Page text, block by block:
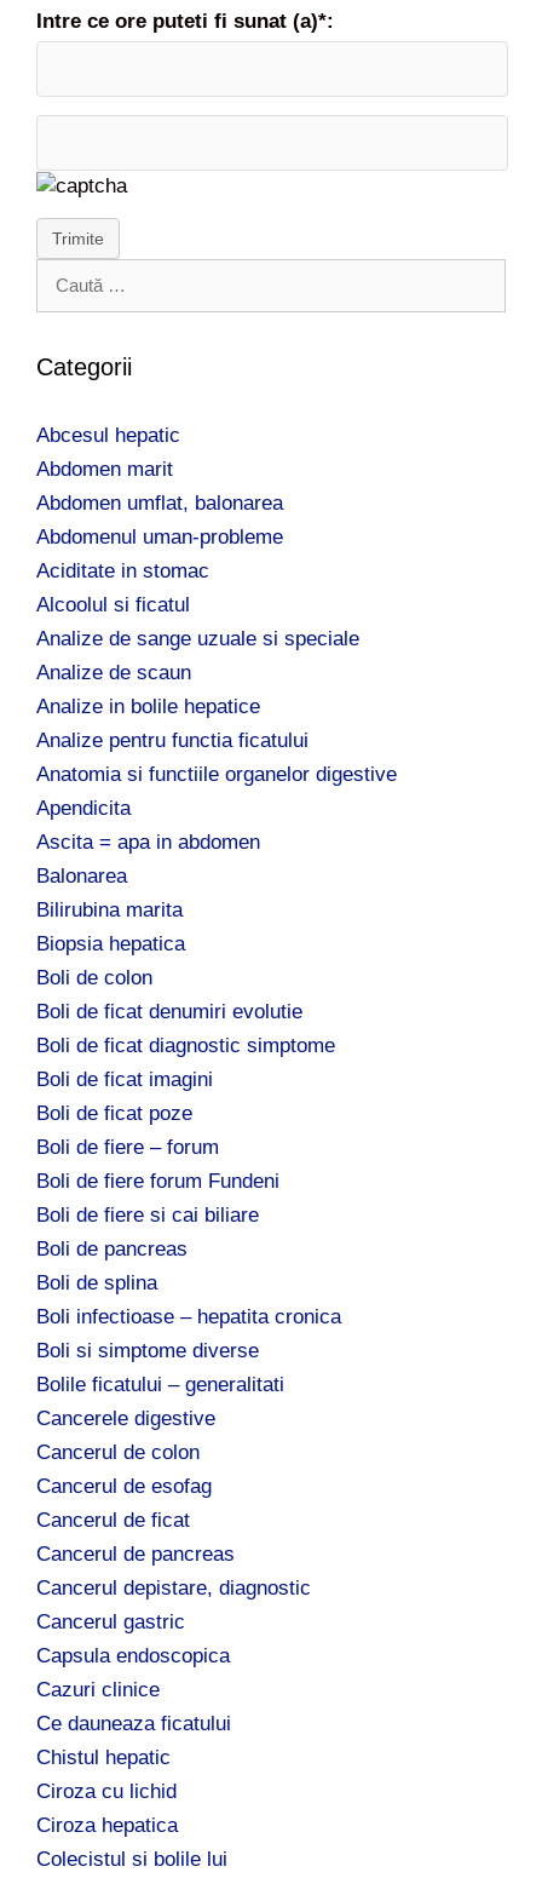
Intre ce ore puteti fi sunat (a)*:
Trimite
t
u
p
ă
Categorii
Abcesul hepatic
Abdomen marit
Abdomen umflat, balonarea
Abdomenul uman-probleme
Aciditate in stomac
Alcoolul si ficatul
Analize de sange uzuale si speciale
Analize de scaun
Analize in bolile hepatice
Analize pentru functia ficatului
Anatomia si functiile organelor digestive
Apendicita
Ascita = apa in abdomen
Balonarea
Bilirubina marita
Biopsia hepatica
Boli de colon
Boli de ficat denumiri evolutie
Boli de ficat diagnostic simptome
Boli de ficat imagini
Boli de ficat poze
Boli de fiere – forum
Boli de fiere forum Fundeni
Boli de fiere si cai biliare
Boli de pancreas
Boli de splina
Boli infectioase – hepatita cronica
Boli si simptome diverse
Bolile ficatului – generalitati
Cancerele digestive
Cancerul de colon
Cancerul de esofag
Cancerul de ficat
Cancerul de pancreas
Cancerul depistare, diagnostic
Cancerul gastric
Capsula endoscopica
Cazuri clinice
Ce dauneaza ficatului
Chistul hepatic
Ciroza cu lichid
Ciroza hepatica
Colecistul si bolile lui